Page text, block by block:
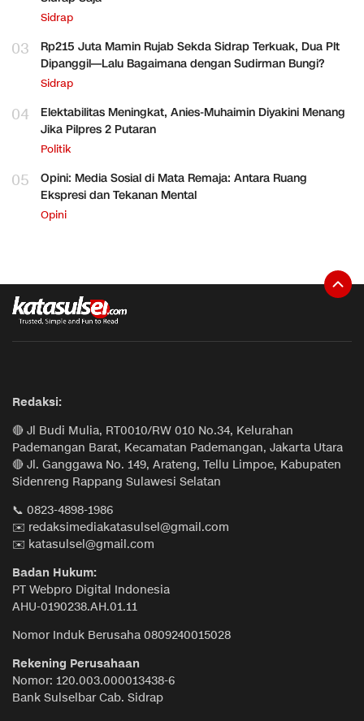
Sidrap
03
Rp215 Juta Mamin Rujab Sekda Sidrap Terkuak, Dua Plt
Dipanggil—Lalu Bagaimana dengan Sudirman Bungi?
Sidrap
04
Elektabilitas Meningkat, Anies-Muhaimin Diyakini Menang
Jika Pilpres 2 Putaran
Politik
05
Opini: Media Sosial di Mata Remaja: Antara Ruang
Ekspresi dan Tekanan Mental
Opini
Redaksi:
🔴 Jl Budi Mulia, RT0010/RW 010 No.34, Kelurahan
Pademangan Barat, Kecamatan Pademangan, Jakarta Utara
🔴 Jl. Ganggawa No. 149, Arateng, Tellu Limpoe, Kabupaten
Sidenreng Rappang Sulawesi Selatan
📞 0823-4898-1986
✉️ redaksimediakatasulsel@gmail.com
✉️ katasulsel@gmail.com
Badan Hukum:
PT Webpro Digital Indonesia
AHU-0190238.AH.01.11
Nomor Induk Berusaha 0809240015028
Rekening Perusahaan
Nomor: 120.003.000013438-6
Bank Sulselbar Cab. Sidrap